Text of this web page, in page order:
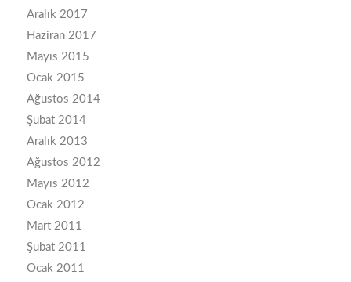
Aralık 2017
Haziran 2017
Mayıs 2015
Ocak 2015
Ağustos 2014
Şubat 2014
Aralık 2013
Ağustos 2012
Mayıs 2012
Ocak 2012
Mart 2011
Şubat 2011
Ocak 2011